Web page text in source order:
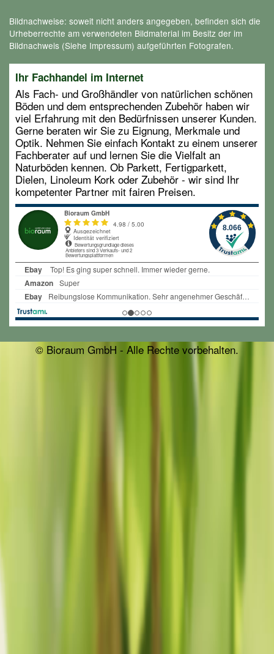
Bildnachweise: soweit nicht anders angegeben, befinden sich die
Urheberrechte am verwendeten Bildmaterial im Besitz der im
Bildnachweis (Siehe Impressum) aufgeführten Fotografen.
Ihr Fachhandel im Internet
Als Fach- und Großhändler von natürlichen schönen
Böden und dem entsprechenden Zubehör haben wir
viel Erfahrung mit den Bedürfnissen unserer Kunden.
Gerne beraten wir Sie zu Eignung, Merkmale und
Optik. Nehmen Sie einfach Kontakt zu einem unserer
Fachberater auf und lernen Sie die Vielfalt an
Naturböden kennen. Ob Parkett, Fertigparkett,
Dielen, Linoleum Kork oder Zubehör - wir sind Ihr
kompetenter Partner mit fairen Preisen.
© Bioraum GmbH - Alle Rechte vorbehalten.